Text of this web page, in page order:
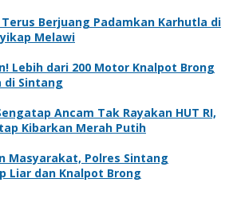
Berjuang Padamkan Karhutla di
Melawi
Lebih dari 200 Motor Knalpot Brong
di Sintang
Ancam Tak Rayakan HUT RI,
Kibarkan Merah Putih
Masyarakat, Polres Sintang
Liar dan Knalpot Brong